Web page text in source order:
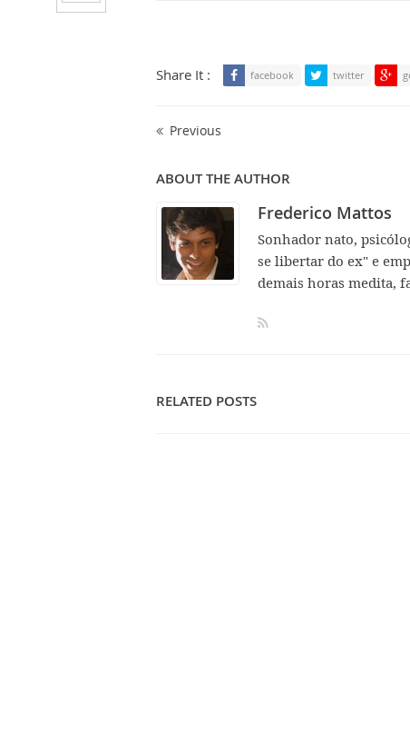
Share It : facebook twitter
Previous
ABOUT THE AUTHOR
Frederico Mattos
Sonhador nato,
se libertar do ex" e
demais horas medita,
RELATED POSTS